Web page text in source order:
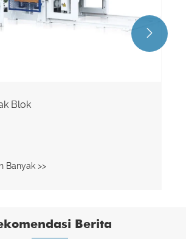
Blok
Banyak >>

Berita